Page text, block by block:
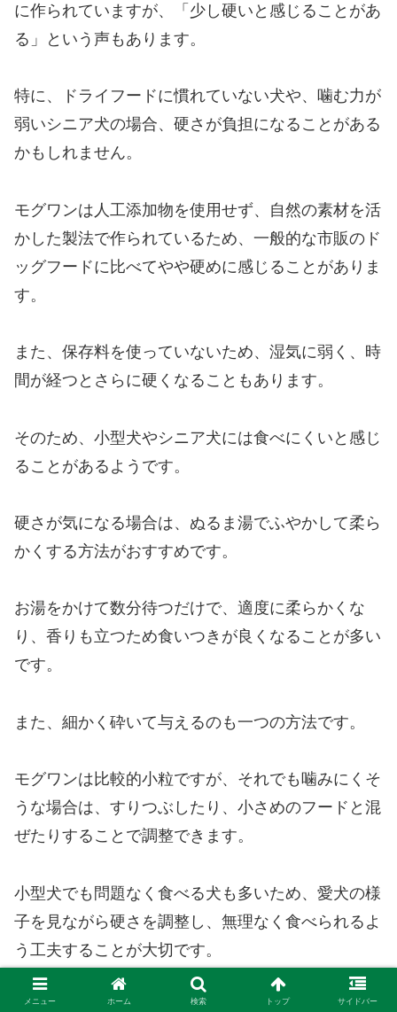
に作られていますが、「少し硬いと感じることがあ
る」という声もあります。
特に、ドライフードに慣れていない犬や、噛む力が
弱いシニア犬の場合、硬さが負担になることがある
かもしれません。
モグワンは人工添加物を使用せず、自然の素材を活
かした製法で作られているため、一般的な市販のド
ッグフードに比べてやや硬めに感じることがありま
す。
また、保存料を使っていないため、湿気に弱く、時
間が経つとさらに硬くなることもあります。
そのため、小型犬やシニア犬には食べにくいと感じ
ることがあるようです。
硬さが気になる場合は、ぬるま湯でふやかして柔ら
かくする方法がおすすめです。
お湯をかけて数分待つだけで、適度に柔らかくな
り、香りも立つため食いつきが良くなることが多い
です。
また、細かく砕いて与えるのも一つの方法です。
モグワンは比較的小粒ですが、それでも噛みにくそ
うな場合は、すりつぶしたり、小さめのフードと混
ぜたりすることで調整できます。
小型犬でも問題なく食べる犬も多いため、愛犬の様
子を見ながら硬さを調整し、無理なく食べられるよ
う工夫することが大切です。
モグワンは栄養価の高いフードなので、適切な与え
メニュー ホーム 検索 トップ サイドバー